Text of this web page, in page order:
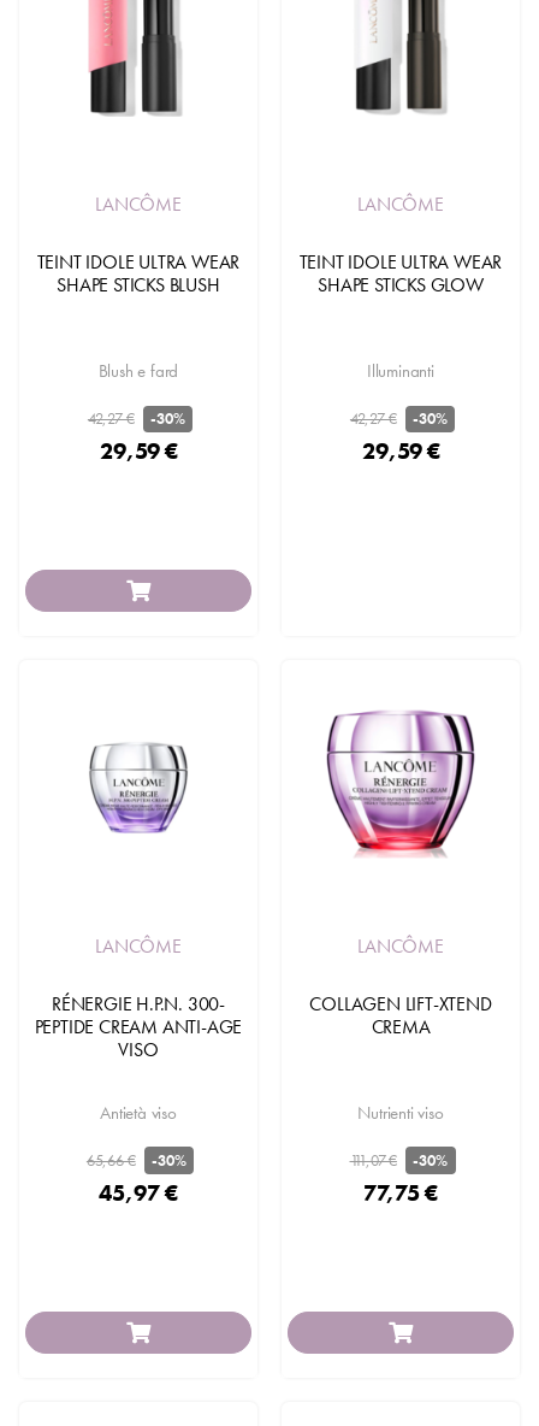
LANCÔME
TEINT IDOLE ULTRA WEAR
SHAPE STICKS BLUSH
Blush e fard
42,27 € -30%
29,59 €
LANCÔME
TEINT IDOLE ULTRA WEAR
SHAPE STICKS GLOW
Illuminanti
42,27 € -30%
29,59 €
LANCÔME
RÉNERGIE H.P.N. 300-
PEPTIDE CREAM ANTI-AGE
VISO
Antietà viso
65,66 € -30%
45,97 €
LANCÔME
COLLAGEN LIFT-XTEND
CREMA
Nutrienti viso
111,07 € -30%
77,75 €